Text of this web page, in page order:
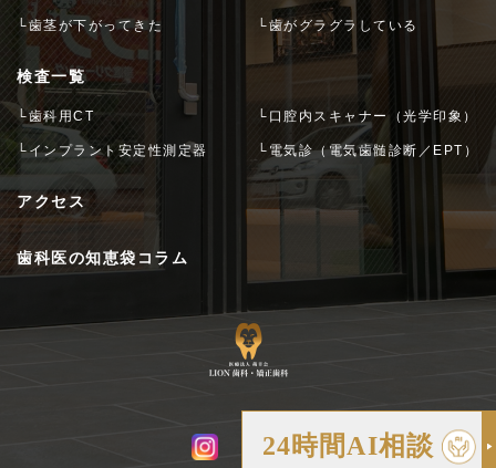
└歯茎が下がってきた └歯がグラグラしている
検査一覧
└歯科用CT └口腔内スキャナー（光学印象）
└インプラント安定性測定器 └電気診（電気歯髄診断／EPT）
アクセス
歯科医の知恵袋コラム
24時間AI相談